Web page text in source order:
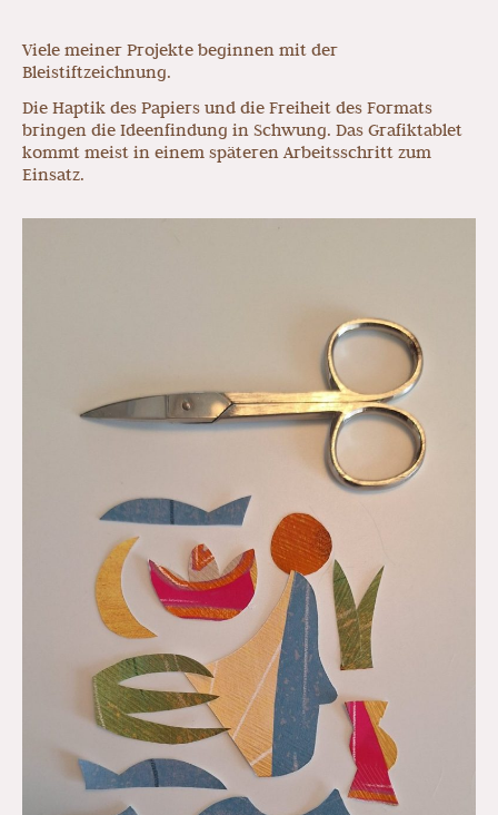
Viele meiner Projekte beginnen mit der
Bleistiftzeichnung.
Die Haptik des Papiers und die Freiheit des Formats
bringen die Ideenfindung in Schwung. Das Grafiktablet
kommt meist in einem späteren Arbeitsschritt zum
Einsatz.